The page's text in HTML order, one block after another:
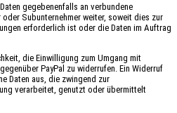
gegebenenfalls an verbundene
Subunternehmer weiter, soweit dies zur
erforderlich ist oder die Daten im Auftrag
die Einwilligung zum Umgang mit
PayPal zu widerrufen. Ein Widerruf
Daten aus, die zwingend zur
verarbeitet, genutzt oder übermittelt